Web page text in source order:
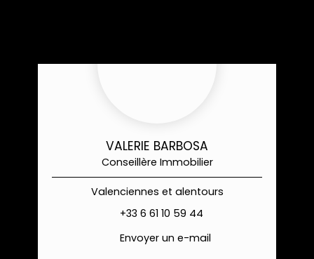
VALERIE BARBOSA
Conseillère Immobilier
Valenciennes et alentours
+33 6 61 10 59 44
Envoyer un e-mail